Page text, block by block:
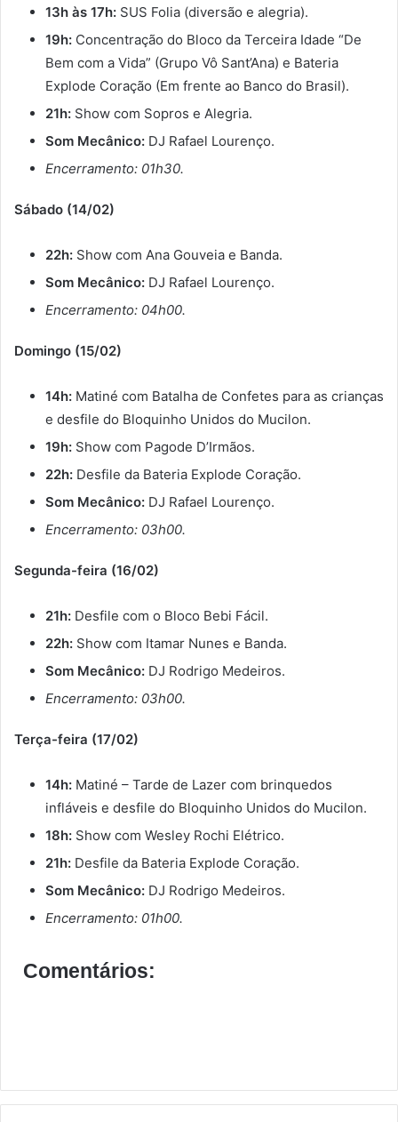
13h às 17h: SUS Folia (diversão e alegria).
19h: Concentração do Bloco da Terceira Idade “De
Bem com a Vida” (Grupo Vô Sant’Ana) e Bateria
Explode Coração (Em frente ao Banco do Brasil).
21h: Show com Sopros e Alegria.
Som Mecânico: DJ Rafael Lourenço.
Encerramento: 01h30.
Sábado (14/02)
22h: Show com Ana Gouveia e Banda.
Som Mecânico: DJ Rafael Lourenço.
Encerramento: 04h00.
Domingo (15/02)
14h: Matiné com Batalha de Confetes para as crianças
e desfile do Bloquinho Unidos do Mucilon.
19h: Show com Pagode D’Irmãos.
22h: Desfile da Bateria Explode Coração.
Som Mecânico: DJ Rafael Lourenço.
Encerramento: 03h00.
Segunda-feira (16/02)
21h: Desfile com o Bloco Bebi Fácil.
22h: Show com Itamar Nunes e Banda.
Som Mecânico: DJ Rodrigo Medeiros.
Encerramento: 03h00.
Terça-feira (17/02)
14h: Matiné – Tarde de Lazer com brinquedos
infláveis e desfile do Bloquinho Unidos do Mucilon.
18h: Show com Wesley Rochi Elétrico.
21h: Desfile da Bateria Explode Coração.
Som Mecânico: DJ Rodrigo Medeiros.
Encerramento: 01h00.
Comentários: